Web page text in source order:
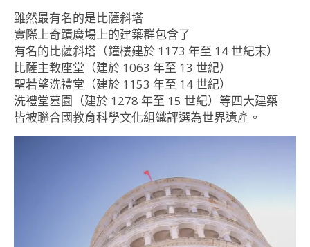
雖然最有名的是比薩斜塔
實際上奇蹟廣場上的建築群包含了
有名的比薩斜塔（鐘樓建於 1173 年至 14 世紀末）
比薩主教座堂（建於 1063 年至 13 世紀）
聖若望洗禮堂（建於 1153 年至 14 世紀）
洗禮堂墓園（建於 1278 年至 15 世紀）等四大建築
皆被聯合國教育科學文化組織評選為世界遺產。